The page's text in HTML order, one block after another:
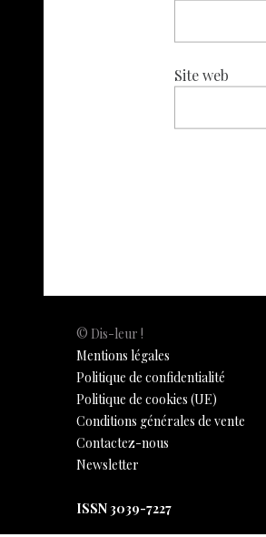
Site web
© Dis-leur !
Mentions légales
Politique de confidentialité
Politique de cookies (UE)
Conditions générales de vente
Contactez-nous
Newsletter
ISSN 3039-7227